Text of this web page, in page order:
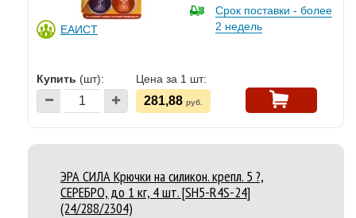
ЕАИСТ
Срок поставки - более
2 недель
Купить (шт): Цена за 1 шт:
281,88 руб.
ЭРА СИЛА Крючки на силикон. крепл. 5 ?,
СЕРЕБРО, до 1 кг, 4 шт. [SH5-R4S-24]
(24/288/2304)